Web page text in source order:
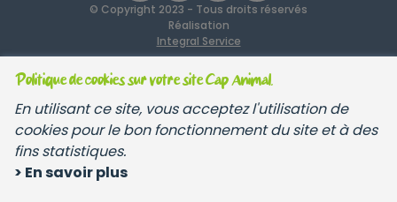
Politique de cookies sur votre site Cap Animal.
En utilisant ce site, vous acceptez l'utilisation de
cookies pour le bon fonctionnement du site et à des
fins statistiques.
> En savoir plus
© Copyright 2023 - Tous droits réservés
Réalisation
Integral Service